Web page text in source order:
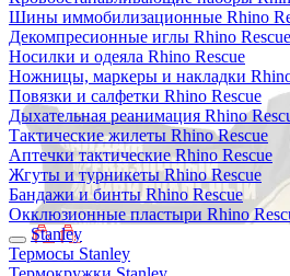
Шины иммобилизационные Rhino
Декомпресионные иглы Rhino Rescue
Носилки и одеяла Rhino Rescue
Ножницы, маркеры и накладки
Повязки и салфетки Rhino Rescue
Дыхательная реанимация Rhino
Тактические жилеты Rhino Rescue
Аптечки тактические Rhino Rescue
Жгуты и турникеты Rhino Rescue
Бандажи и бинты Rhino Rescue
Окклюзионные пластыри Rhino
Stanley
Термосы Stanley